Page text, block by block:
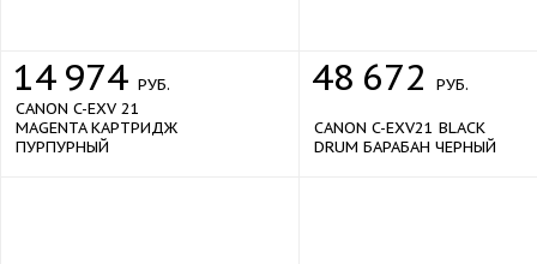
14 974 РУБ.
CANON C-EXV 21
MAGENTA КАРТРИДЖ
ПУРПУРНЫЙ
48 672 РУБ.
CANON C-EXV21 BLACK
DRUM БАРАБАН ЧЕРНЫЙ